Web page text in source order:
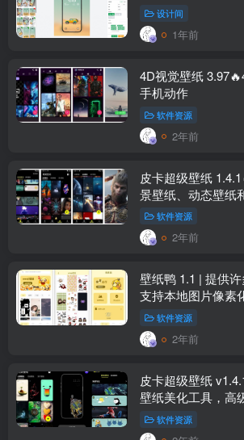
设计间
1年前
4D视觉壁纸
手机动作
软件资源
2年前
皮卡超级壁纸
景壁纸、动态壁纸
软件资源
2年前
壁纸鸭 1.1 | 提供
支持本地图片像素
软件资源
2年前
皮卡超级壁纸
壁纸美化工具，高
软件资源